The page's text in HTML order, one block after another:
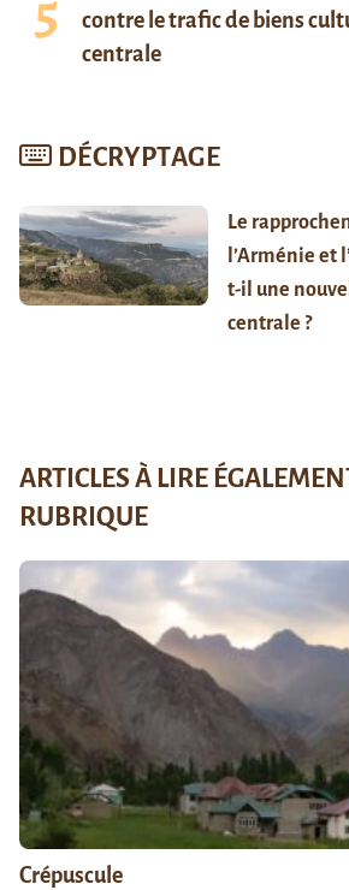
contre le trafic de biens
centrale
DÉCRYPTAGE
Le
l’Arménie et
t-il une
centrale ?
ARTICLES À LIRE
RUBRIQUE
Crépuscule